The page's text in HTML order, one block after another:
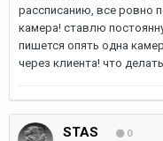
рассписанию, все ровно
камера! ставлю
пишется опять одна
через клиента! что
STAS 0